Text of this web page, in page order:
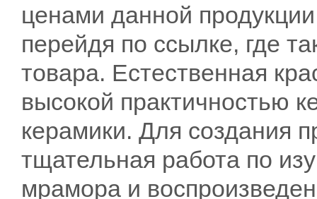
ценами данной
перейдя по ссылке, где
товара. Естественная
высокой практичностью
керамики. Для создания
тщательная работа по
мрамора и